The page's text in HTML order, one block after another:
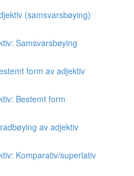
(samsvarsbøying)
Samsvarsbøying
form av adjektiv
Bestemt form
av adjektiv
Komparativ/superlativ